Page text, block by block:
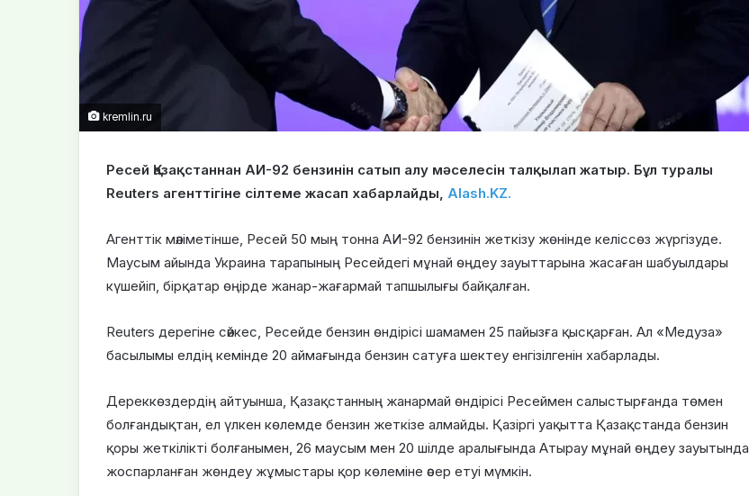
kremlin.ru
Ресей Қазақстаннан АИ-92 бензинін сатып алу мәселесін талқылап жатыр. Бұл туралы
Reuters агенттігіне сілтеме жасап хабарлайды, Alash.KZ.
Агенттік мәліметінше, Ресей 50 мың тонна АИ-92 бензинін жеткізу жөнінде келіссөз жүргізуде.
Маусым айында Украина тарапының Ресейдегі мұнай өңдеу зауыттарына жасаған шабуылдары
күшейіп, бірқатар өңірде жанар-жағармай тапшылығы байқалған.
Reuters дерегіне сәйкес, Ресейде бензин өндірісі шамамен 25 пайызға қысқарған. Ал «Медуза»
басылымы елдің кемінде 20 аймағында бензин сатуға шектеу енгізілгенін хабарлады.
Дереккөздердің айтуынша, Қазақстанның жанармай өндірісі Ресеймен салыстырғанда төмен
болғандықтан, ел үлкен көлемде бензин жеткізе алмайды. Қазіргі уақытта Қазақстанда бензин
қоры жеткілікті болғанымен, 26 маусым мен 20 шілде аралығында Атырау мұнай өңдеу зауытында
жоспарланған жөндеу жұмыстары қор көлеміне әсер етуі мүмкін.